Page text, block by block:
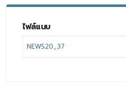
ไฟล์แนบ
NEWS20_37